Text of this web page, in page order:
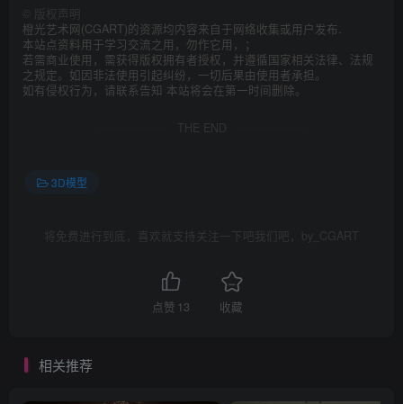
版权声明
橙光艺术网(CGART)的资源均内容来自于网络收集或用户发布.
本站点资料用于学习交流之用，勿作它用，；
若需商业使用，需获得版权拥有者授权，并遵循国家相关法律、法规
之规定。如因非法使用引起纠纷，一切后果由使用者承担。
如有侵权行为，请联系告知 本站将会在第一时间删除。
THE END
3D模型
将免费进行到底，喜欢就支持关注一下吧我们吧，by_CGART
点赞 13 收藏
相关推荐